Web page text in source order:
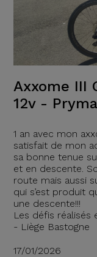
Axxome III
12v -
1 an avec mon
satisfait de mon
sa bonne tenue
et en descente.
route mais aussi
qui s’est produit
une descente!!!
Les défis réalisés
- Liège Bastogne
17/01/2026